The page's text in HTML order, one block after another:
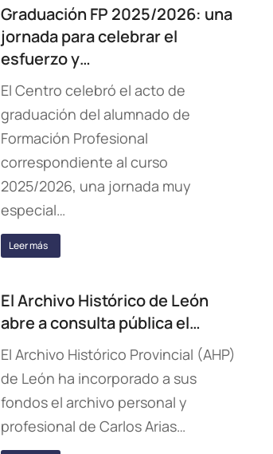
Graduación FP 2025/2026: una
jornada para celebrar el
esfuerzo y…
El Centro celebró el acto de
graduación del alumnado de
Formación Profesional
correspondiente al curso
2025/2026, una jornada muy
especial…
Leer más
El Archivo Histórico de León
abre a consulta pública el…
El Archivo Histórico Provincial (AHP)
de León ha incorporado a sus
fondos el archivo personal y
profesional de Carlos Arias…